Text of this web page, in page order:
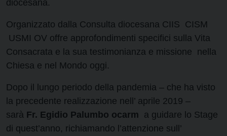
diocesana.
Organizzato dalla Consulta diocesana CIIS CISM
USMI OV offre approfondimenti specifici sulla Vita
Consacrata e la sua testimonianza e missione nella
Chiesa e nel Mondo oggi.
Dopo il lungo periodo della pandemia – che ha visto
la precedente realizzazione nell’ aprile 2019 –
sarà Fr. Egidio Palumbo ocarm a guidare lo Stage
di quest’anno, richiamando l’attenzione sull’